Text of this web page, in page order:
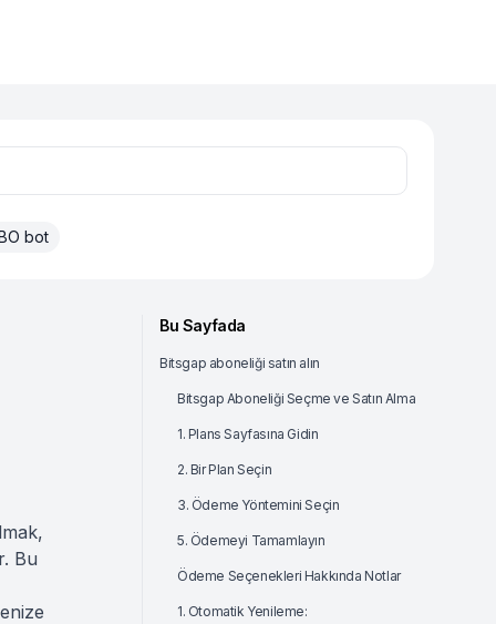
bot
Bu
Bu Sayfada
Bitsgap aboneliği satın alın
Bitsgap Aboneliği Seçme ve Satın Alma
1. Plans Sayfasına Gidin
2. Bir Plan Seçin
3. Ödeme Yöntemini Seçin
5. Ödemeyi Tamamlayın
Ödeme Seçenekleri Hakkında Notlar
1. Otomatik Yenileme: